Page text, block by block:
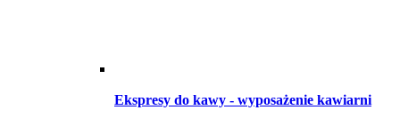
Ekspresy do kawy - wyposażenie kawiarni